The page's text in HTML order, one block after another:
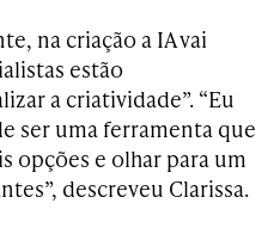
na criação a IA vai
estão
a criatividade”. “Eu
ser uma ferramenta que
opções e olhar para um
descreveu Clarissa.